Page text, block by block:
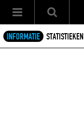
INFORMATIE STATISTIEKEN